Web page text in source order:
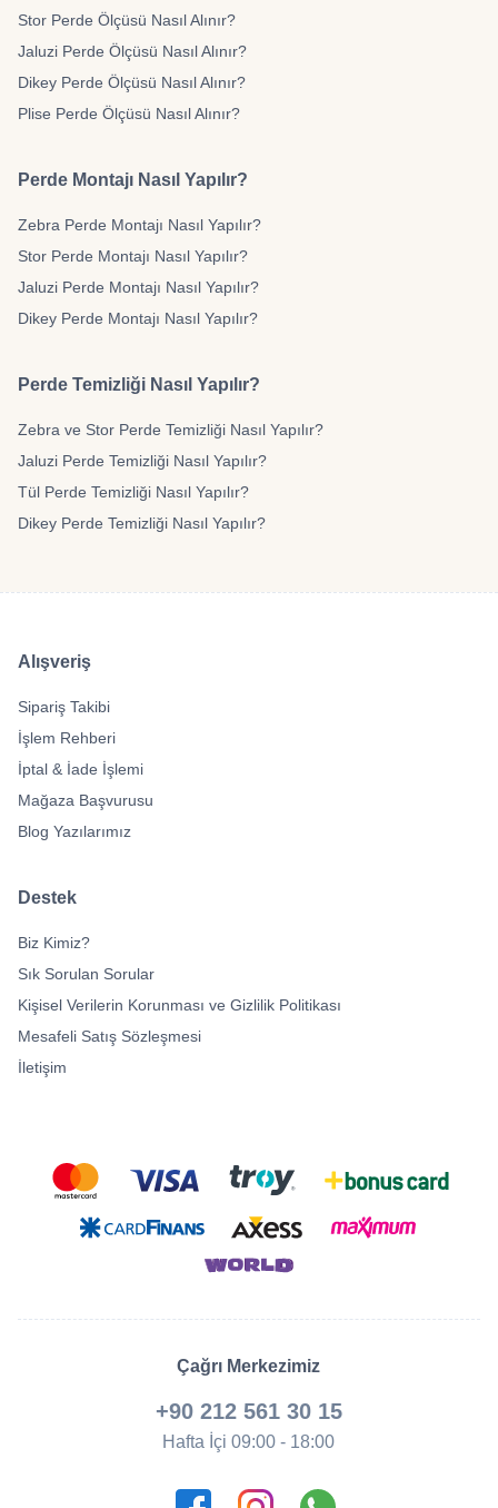
Stor Perde Ölçüsü Nasıl Alınır?
Jaluzi Perde Ölçüsü Nasıl Alınır?
Dikey Perde Ölçüsü Nasıl Alınır?
Plise Perde Ölçüsü Nasıl Alınır?
Perde Montajı Nasıl Yapılır?
Zebra Perde Montajı Nasıl Yapılır?
Stor Perde Montajı Nasıl Yapılır?
Jaluzi Perde Montajı Nasıl Yapılır?
Dikey Perde Montajı Nasıl Yapılır?
Perde Temizliği Nasıl Yapılır?
Zebra ve Stor Perde Temizliği Nasıl Yapılır?
Jaluzi Perde Temizliği Nasıl Yapılır?
Tül Perde Temizliği Nasıl Yapılır?
Dikey Perde Temizliği Nasıl Yapılır?
Alışveriş
Sipariş Takibi
İşlem Rehberi
İptal & İade İşlemi
Mağaza Başvurusu
Blog Yazılarımız
Destek
Biz Kimiz?
Sık Sorulan Sorular
Kişisel Verilerin Korunması ve Gizlilik Politikası
Mesafeli Satış Sözleşmesi
İletişim
Çağrı Merkezimiz
+90 212 561 30 15
Hafta İçi 09:00 - 18:00